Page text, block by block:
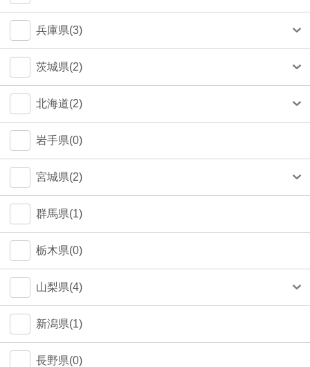
品川区(30)
豊島区(14)
目黒区(14)
文京区(13)
世田谷区(7)
台東区(5)
豊中市(3)
吹田市(1)
京都市(9)
兵庫県(3)
神戸市(1)
茨城県(2)
つくば市(1)
北海道(2)
札幌市(1)
岩手県(0)
宮城県(2)
仙台市(2)
群馬県(1)
栃木県(0)
山梨県(4)
甲府市(4)
新潟県(1)
長野県(0)